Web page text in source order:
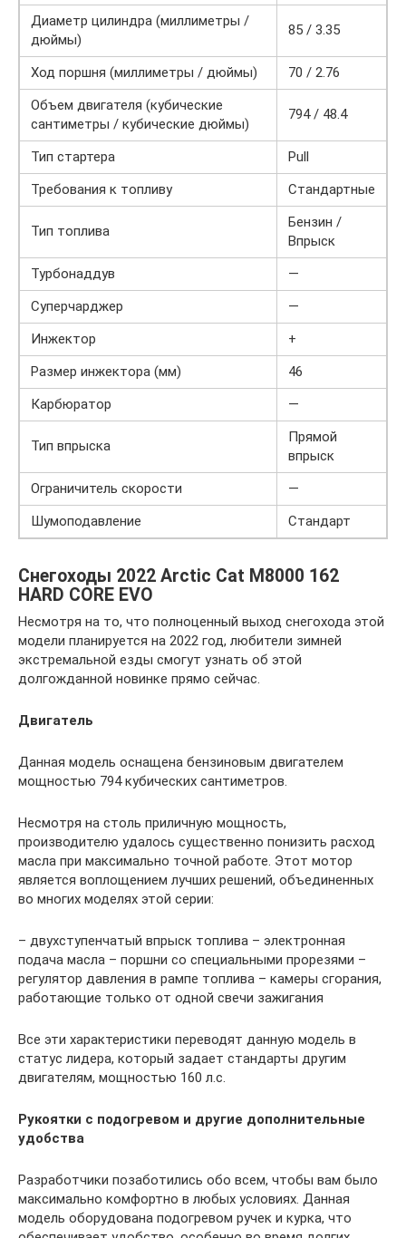
Диаметр цилиндра (миллиметры /
дюймы)
85 / 3.35
Ход поршня (миллиметры / дюймы)
70 / 2.76
Объем двигателя (кубические
сантиметры / кубические дюймы)
794 / 48.4
Тип стартера
Pull
Требования к топливу
Стандартные
Тип топлива
Бензин /
Впрыск
Турбонаддув
—
Суперчарджер
—
Инжектор
+
Размер инжектора (мм)
46
Карбюратор
—
Тип впрыска
Прямой
впрыск
Ограничитель скорости
—
Шумоподавление
Стандарт
Снегоходы 2022 Arctic Cat M8000 162
HARD CORE EVO
Несмотря на то, что полноценный выход снегохода этой
модели планируется на 2022 год, любители зимней
экстремальной езды смогут узнать об этой
долгожданной новинке прямо сейчас.
Двигатель
Данная модель оснащена бензиновым двигателем
мощностью 794 кубических сантиметров.
Несмотря на столь приличную мощность,
производителю удалось существенно понизить расход
масла при максимально точной работе. Этот мотор
является воплощением лучших решений, объединенных
во многих моделях этой серии:
– двухступенчатый впрыск топлива – электронная
подача масла – поршни со специальными прорезями –
регулятор давления в рампе топлива – камеры сгорания,
работающие только от одной свечи зажигания
Все эти характеристики переводят данную модель в
статус лидера, который задает стандарты другим
двигателям, мощностью 160 л.с.
Рукоятки с подогревом и другие дополнительные
удобства
Разработчики позаботились обо всем, чтобы вам было
максимально комфортно в любых условиях. Данная
модель оборудована подогревом ручек и курка, что